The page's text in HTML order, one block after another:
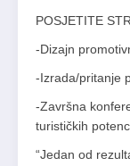
POSJETITE
-Dizajn
-Izrada/pritanje
-Završna
turističkih
“Jedan od